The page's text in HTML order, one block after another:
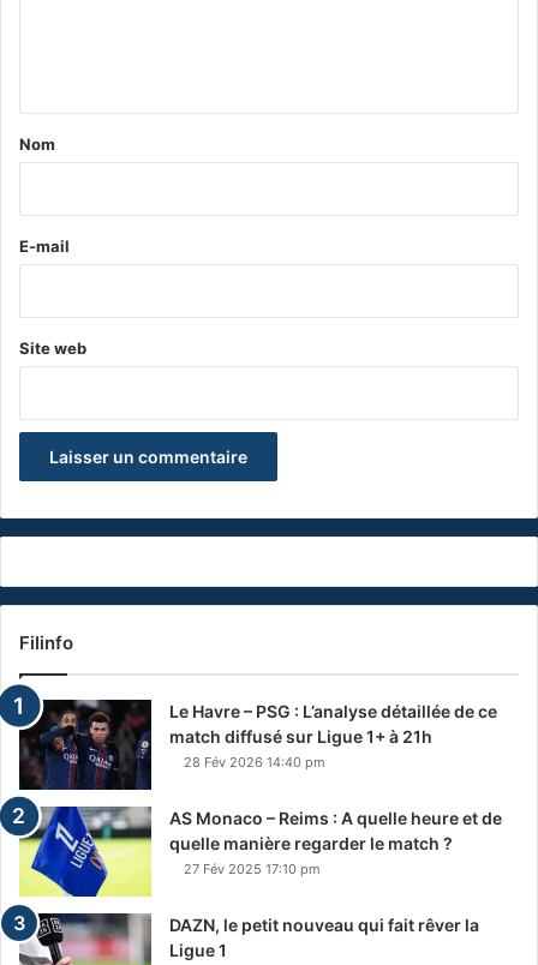
a
e
Nom
E-mail
Site web
Filinfo
Le Havre – PSG : L’analyse détaillée de ce
match diffusé sur Ligue 1+ à 21h
28 Fév 2026 14:40 pm
AS Monaco – Reims : A quelle heure et de
quelle manière regarder le match ?
27 Fév 2025 17:10 pm
DAZN, le petit nouveau qui fait rêver la
Ligue 1